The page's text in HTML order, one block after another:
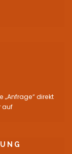
„Anfrage“ direkt
auf